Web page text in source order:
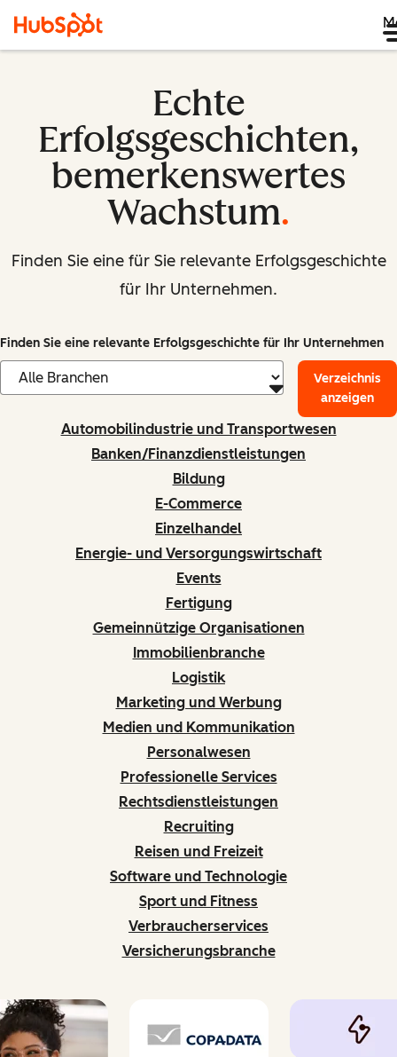
Echte
Erfolgsgeschichten,
bemerkenswertes
Wachstum.
Finden Sie eine für Sie relevante Erfolgsgeschichte
für Ihr Unternehmen.
Finden Sie eine relevante Erfolgsgeschichte für Ihr Unternehmen
Verzeichnis
anzeigen
Automobilindustrie und Transportwesen
Banken/Finanzdienstleistungen
Bildung
E-Commerce
Einzelhandel
Energie- und Versorgungswirtschaft
Events
Fertigung
Gemeinnützige Organisationen
Immobilienbranche
Logistik
Marketing und Werbung
Medien und Kommunikation
Personalwesen
Professionelle Services
Rechtsdienstleistungen
Recruiting
Reisen und Freizeit
Software und Technologie
Sport und Fitness
Verbraucherservices
Versicherungsbranche